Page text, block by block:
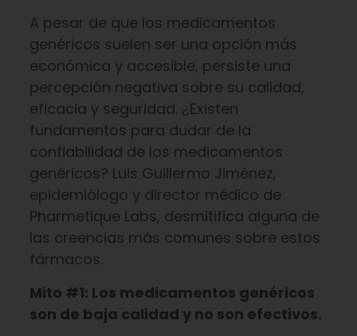
A pesar de que los medicamentos
genéricos suelen ser una opción más
económica y accesible, persiste una
percepción negativa sobre su calidad,
eficacia y seguridad. ¿Existen
fundamentos para dudar de la
confiabilidad de los medicamentos
genéricos? Luis Guillermo Jiménez,
epidemiólogo y director médico de
Pharmetique Labs, desmitifica alguna de
las creencias más comunes sobre estos
fármacos.
Mito #1: Los medicamentos genéricos
son de baja calidad y no son efectivos.